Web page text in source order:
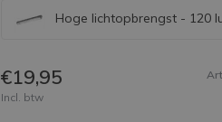
Hoge lichtopbrengst - 120
€19,95
Incl. btw